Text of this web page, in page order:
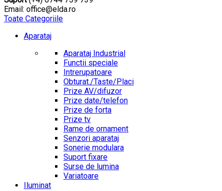
Email: office@elda.ro
Toate Categoriile
Aparataj
Aparataj Industrial
Functii speciale
Intrerupatoare
Obturat./Taste/Placi
Prize AV/difuzor
Prize date/telefon
Prize de forta
Prize tv
Rame de ornament
Senzori aparataj
Sonerie modulara
Suport fixare
Surse de lumina
Variatoare
Iluminat